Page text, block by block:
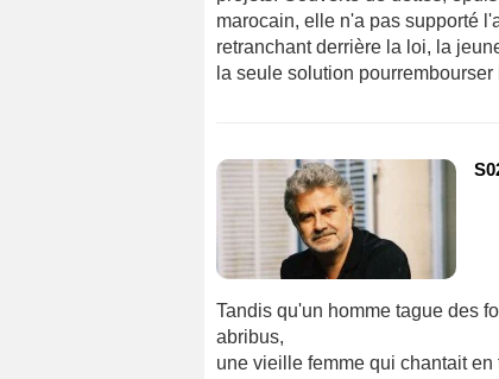
marocain, elle n'a pas supporté
retranchant derrière la loi, la
la seule solution
Tandis qu'un homme tague des
abribus,
une vieille femme qui chantait